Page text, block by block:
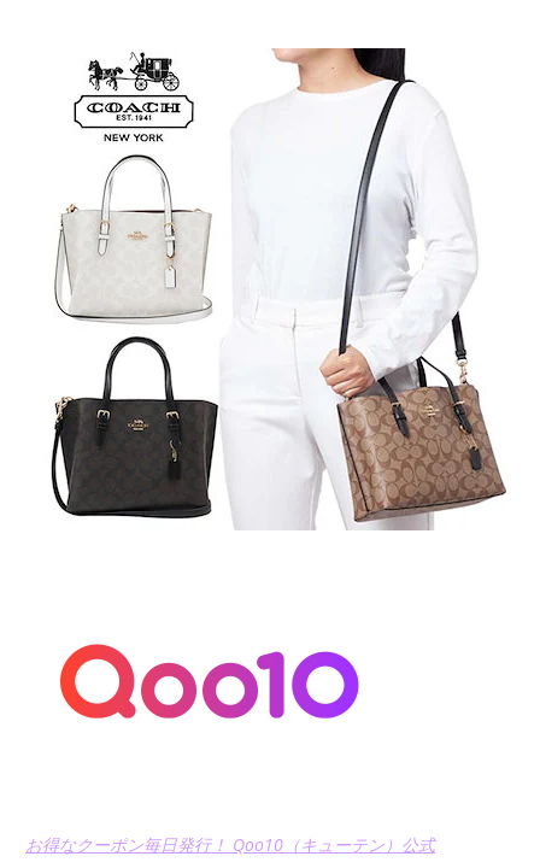
お得なクーポン毎日発行！ Qoo10（キューテン）公式